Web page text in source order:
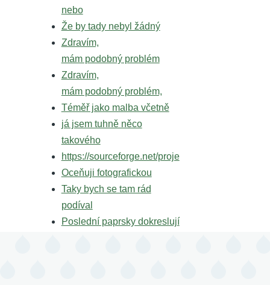
nebo
Že by tady nebyl žádný
Zdravím,
mám podobný problém
Zdravím,
mám podobný problém,
Téměř jako malba včetně
já jsem tuhně něco
takového
https://sourceforge.net/proje
Oceňuji fotografickou
Taky bych se tam rád
podíval
Poslední paprsky dokreslují